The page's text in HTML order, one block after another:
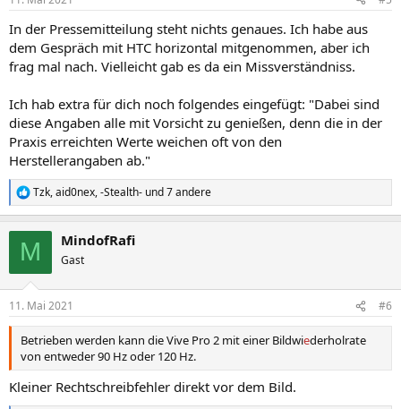
In der Pressemitteilung steht nichts genaues. Ich habe aus
dem Gespräch mit HTC horizontal mitgenommen, aber ich
frag mal nach. Vielleicht gab es da ein Missverständniss.
Ich hab extra für dich noch folgendes eingefügt: "Dabei sind
diese Angaben alle mit Vorsicht zu genießen, denn die in der
Praxis erreichten Werte weichen oft von den
Herstellerangaben ab."
R
e
e
n
Tzk,aid0nex,-Stealth- und 7 andere
M MindofRafi
Gast
11. Mai 2021 #6
Betrieben werden kann die Vive Pro 2 mit einer Bildwiederholrate
von entweder 90 Hz oder 120 Hz.
Kleiner Rechtschreibfehler direkt vor dem Bild.